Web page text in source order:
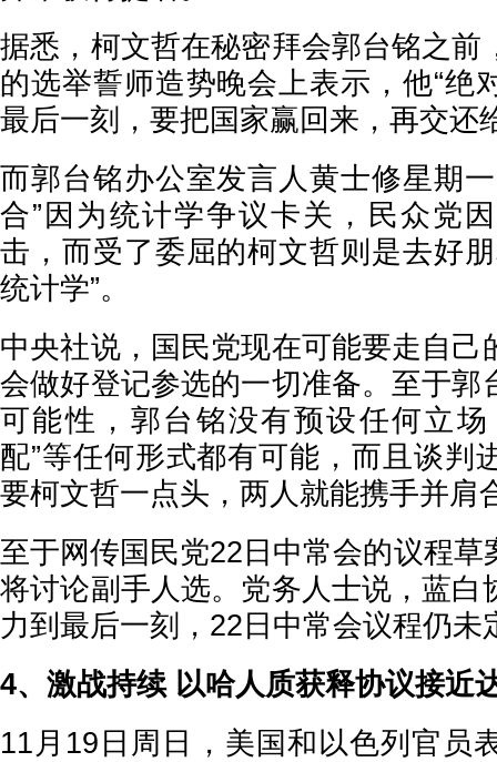
据悉，柯文哲在秘密拜会郭台铭之前
的选举誓师造势晚会上表示，他“绝
最后一刻，要把国家赢回来，再交还
而郭台铭办公室发言人黄士修星期
合”因为统计学争议卡关，民众党
击，而受了委屈的柯文哲则是去好
统计学”。
中央社说，国民党现在可能要走自己
会做好登记参选的一切准备。至于郭
可能性，郭台铭没有预设任何立场
配”等任何形式都有可能，而且谈判
要柯文哲一点头，两人就能携手并肩
至于网传国民党22日中常会的议程草
将讨论副手人选。党务人士说，蓝白
力到最后一刻，22日中常会议程仍未
4、激战持续 以哈人质获释协议接近
11月19日周日，美国和以色列官员